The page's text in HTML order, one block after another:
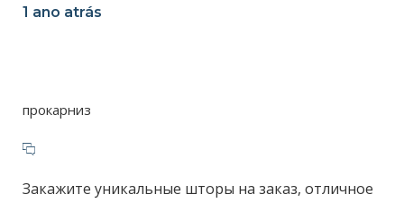
1 ano atrás
прокарниз
Закажите уникальные шторы на заказ, отличное